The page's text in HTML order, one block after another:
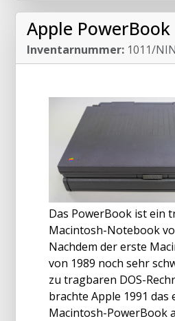
Apple PowerBook
Inventarnummer: 1011/NIN
Das PowerBook ist ein
Macintosh-Notebook
Nachdem der erste
von 1989 noch sehr
zu tragbaren DOS-
brachte Apple 1991 das
Macintosh-PowerBook